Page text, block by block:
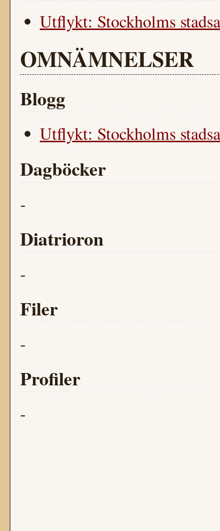
Utflykt: Stockholms
OMNÄMNELSER
Blogg
Utflykt: Stockholms
Dagböcker
-
Diatrioron
-
Filer
-
Profiler
-